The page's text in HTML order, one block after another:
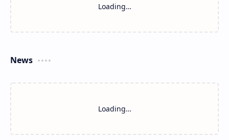
Loading…
News
Loading…